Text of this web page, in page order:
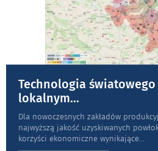
Technologia
lokalnym...
Dla nowoczesnych zakładów
najwyższą jakość uzyskiwanych
korzyści ekonomiczne wynikające...